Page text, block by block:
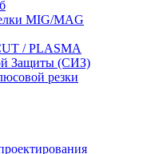
MIG/MAG
/ PLASMA
Защиты (СИЗ)
резки